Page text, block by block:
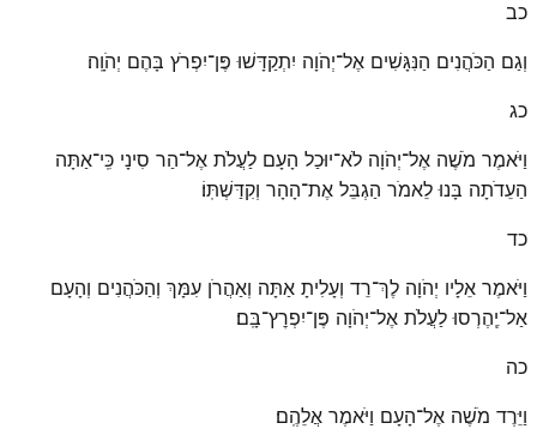
כב
וְגַם הַכֹּהֲנִים הַנִּגָּשִׁים אֶל־יְהֹוָה יִתְקַדָּשׁוּ פֶּן־יִפְרֹץ בָּהֶם יְהֹוָֽה׃
כג
וַיֹּאמֶר מֹשֶׁה אֶל־יְהֹוָה לֹא־יוּכַל הָעָם לַעֲלֹת אֶל־הַר סִינָי כִּֽי־אַתָּה
הַעֵדֹתָה בָּנוּ לֵאמֹר הַגְבֵּל אֶת־הָהָר וְקִדַּשְׁתּֽוֹ׃
כד
וַיֹּאמֶר אֵלָיו יְהֹוָה לֶךְ־רֵד וְעָלִיתָ אַתָּה וְאַהֲרֹן עִמָּךְ וְהַכֹּהֲנִים וְהָעָם
אַל־יֶֽהֶרְסוּ לַעֲלֹת אֶל־יְהֹוָה פֶּן־יִפְרׇץ־בָּֽם׃
כה
וַיֵּרֶד מֹשֶׁה אֶל־הָעָם וַיֹּאמֶר אֲלֵהֶֽם׃